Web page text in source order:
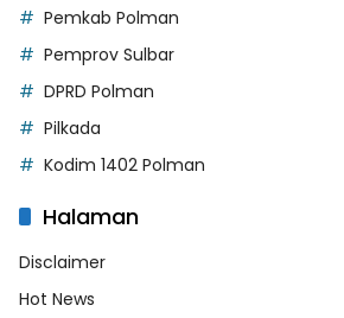
Pemkab Polman
Pemprov Sulbar
DPRD Polman
Pilkada
Kodim 1402 Polman
Halaman
Disclaimer
Hot News